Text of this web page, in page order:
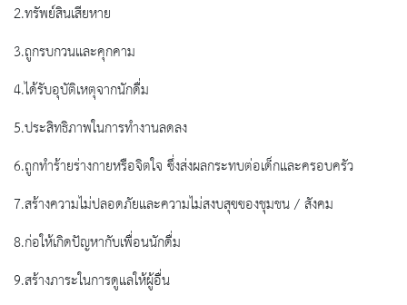
2.ทรัพย์สินเสียหาย
3.ถูกรบกวนและคุกคาม
4.ได้รับอุบัติเหตุจากนักดื่ม
5.ประสิทธิภาพในการทำงานลดลง
6.ถูกทำร้ายร่างกายหรือจิตใจ ซึ่งส่งผลกระทบต่อเด็กและครอบครัว
7.สร้างความไม่ปลอดภัยและความไม่สงบสุขของชุมชน / สังคม
8.ก่อให้เกิดปัญหากับเพื่อนนักดื่ม
9.สร้างภาระในการดูแลให้ผู้อื่น